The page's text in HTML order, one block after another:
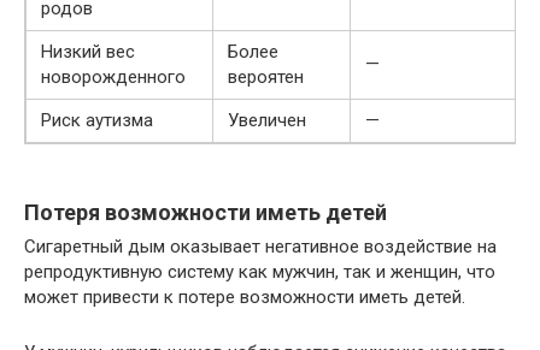
родов
Низкий вес
новорожденного
Более
вероятен
—
Риск аутизма Увеличен —
Потеря возможности иметь детей
Сигаретный дым оказывает негативное воздействие на
репродуктивную систему как мужчин, так и женщин, что
может привести к потере возможности иметь детей.